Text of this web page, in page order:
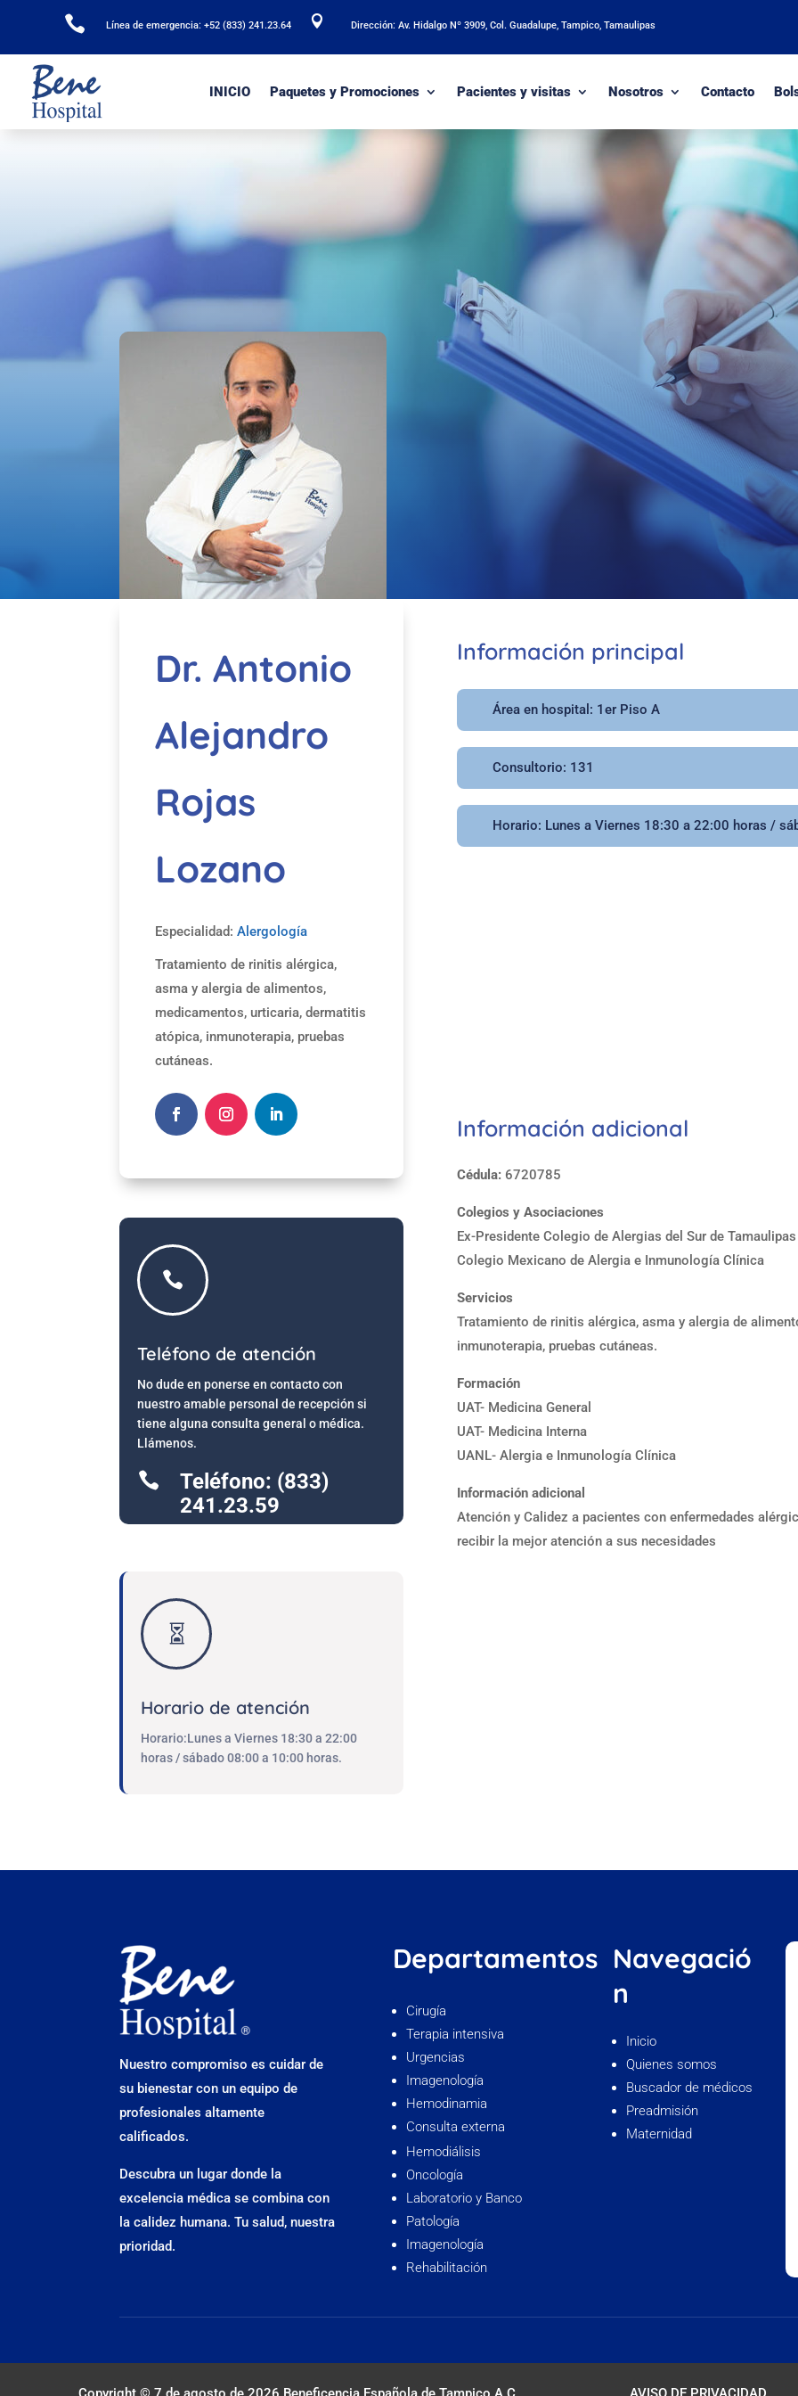
 Línea de emergencia: +52 (833) 241.23.64  Dirección: Av. Hidalgo Nº 3909, Col. Guadalupe, Tampico, Tamaulipas
INICIO Paquetes y Promociones Pacientes y visitas Nosotros Contacto
Dr. Antonio
Alejandro
Rojas
Lozano
Especialidad:Alergología
Tratamiento de rinitis alérgica,
asma y alergia de alimentos,
medicamentos, urticaria, dermatitis
atópica, inmunoterapia, pruebas
cutáneas.
Información principal
Área en hospital: 1er Piso A
Consultorio: 131
Horario: Lunes a Viernes 18:30 a 22:00 horas /

Teléfono de atención
No dude en ponerse en contacto con
nuestro amable personal de recepción si
tiene alguna consulta general o médica.
Llámenos.

Teléfono: (833)
241.23.59

Horario de atención
Horario:Lunes a Viernes 18:30 a 22:00
horas / sábado 08:00 a 10:00 horas.
Información adicional
Cédula: 6720785
Colegios y Asociaciones
Ex-Presidente Colegio de Alergias del Sur de Tamaulipas
Colegio Mexicano de Alergia e Inmunología Clínica
Servicios
Tratamiento de rinitis alérgica, asma y alergia de
inmunoterapia, pruebas cutáneas.
Formación
UAT- Medicina General
UAT- Medicina Interna
UANL- Alergia e Inmunología Clínica
Información adicional
Atención y Calidez a pacientes con enfermedades
recibir la mejor atención a sus necesidades
Nuestro compromiso es cuidar de
su bienestar con un equipo de
profesionales altamente
calificados.
Descubra un lugar donde la
excelencia médica se combina con
la calidez humana. Tu salud, nuestra
prioridad.
Departamentos
Cirugía
Terapia intensiva
Urgencias
Imagenología
Hemodinamia
Consulta externa
Hemodiálisis
Oncología
Laboratorio y Banco
Patología
Imagenología
Rehabilitación
Navegació
n
Inicio
Quienes somos
Buscador de médicos
Preadmisión
Maternidad